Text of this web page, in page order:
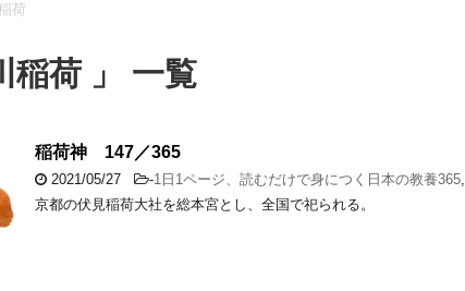
荷
稲荷 」 一覧
稲荷神 147／365
2021/05/27 -1日1ページ、読むだけで身につく日本の教養365,
京都の伏見稲荷大社を総本宮とし、全国で祀られる。